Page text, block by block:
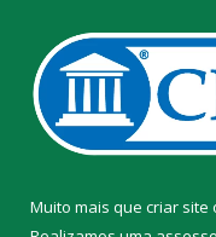
Muito mais que criar site